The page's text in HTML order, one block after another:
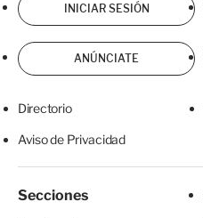
INICIAR SESIÓN
ANÚNCIATE
Directorio
Aviso de Privacidad
Secciones